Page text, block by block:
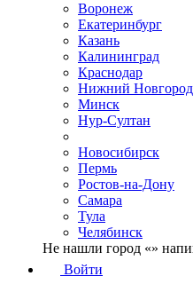
Воронеж
Екатеринбург
Казань
Калининград
Краснодар
Нижний Новгород
Минск
Нур-Султан
Новосибирск
Пермь
Ростов-на-Дону
Самара
Тула
Челябинск
Не нашли город «»
Войти